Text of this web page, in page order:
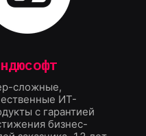
сложные,
ИТ-
с гарантией
бизнес-